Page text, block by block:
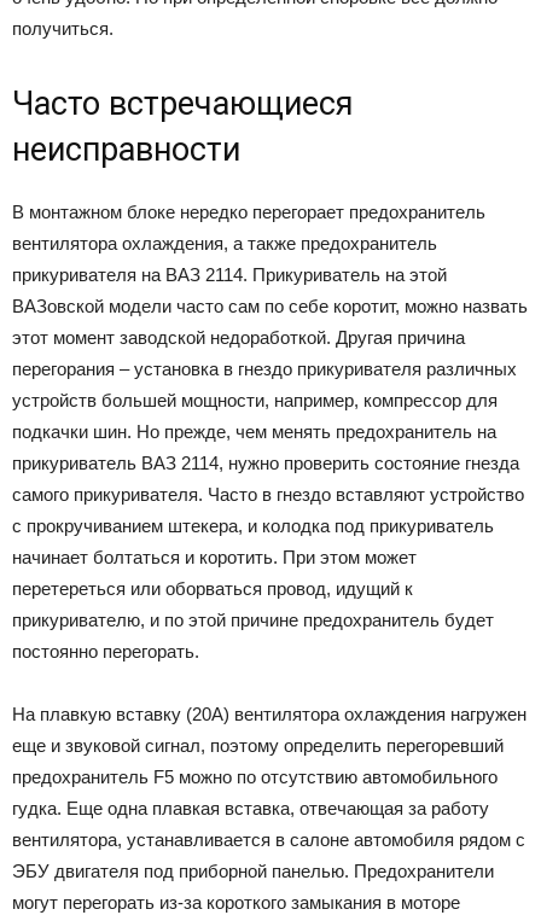
получиться.
Часто встречающиеся
неисправности
В монтажном блоке нередко перегорает предохранитель
вентилятора охлаждения, а также предохранитель
прикуривателя на ВАЗ 2114. Прикуриватель на этой
ВАЗовской модели часто сам по себе коротит, можно назвать
этот момент заводской недоработкой. Другая причина
перегорания – установка в гнездо прикуривателя различных
устройств большей мощности, например, компрессор для
подкачки шин. Но прежде, чем менять предохранитель на
прикуриватель ВАЗ 2114, нужно проверить состояние гнезда
самого прикуривателя. Часто в гнездо вставляют устройство
с прокручиванием штекера, и колодка под прикуриватель
начинает болтаться и коротить. При этом может
перетереться или оборваться провод, идущий к
прикуривателю, и по этой причине предохранитель будет
постоянно перегорать.
На плавкую вставку (20А) вентилятора охлаждения нагружен
еще и звуковой сигнал, поэтому определить перегоревший
предохранитель F5 можно по отсутствию автомобильного
гудка. Еще одна плавкая вставка, отвечающая за работу
вентилятора, устанавливается в салоне автомобиля рядом с
ЭБУ двигателя под приборной панелью. Предохранители
могут перегорать из-за короткого замыкания в моторе